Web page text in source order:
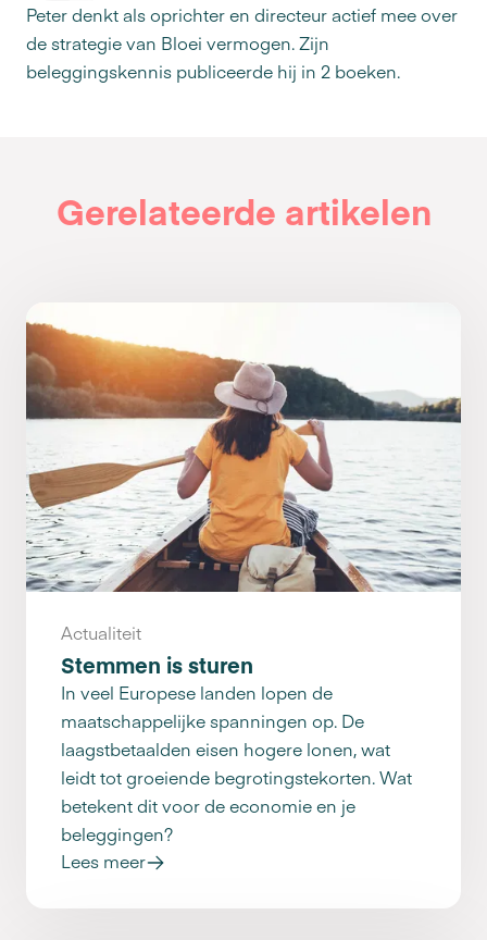
Peter denkt als oprichter en directeur actief mee over
de strategie van Bloei vermogen. Zijn
beleggingskennis publiceerde hij in 2 boeken.
Gerelateerde artikelen
Actualiteit
Stemmen is sturen
In veel Europese landen lopen de
maatschappelijke spanningen op. De
laagstbetaalden eisen hogere lonen, wat
leidt tot groeiende begrotingstekorten. Wat
betekent dit voor de economie en je
beleggingen?
Lees meer